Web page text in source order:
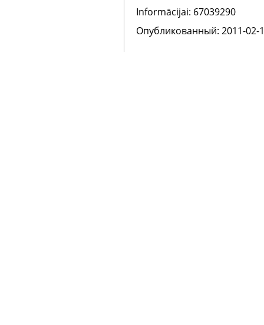
Informācijai: 67039290
Oпубликованный: 2011-02-